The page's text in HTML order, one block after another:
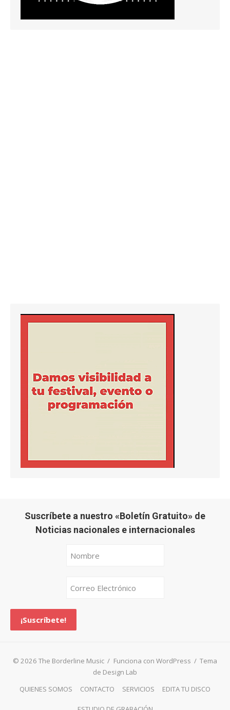
Suscríbete a nuestro «Boletín Gratuito» de
Noticias nacionales e internacionales
© 2026 The Borderline Music / Funciona con WordPress / Tema
de Design Lab
QUIENES SOMOS
CONTACTO SERVICIOS EDITA TU DISCO